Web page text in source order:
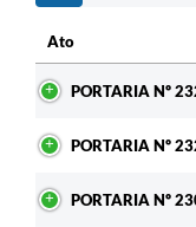
Ato
PORTARIA Nº
PORTARIA Nº
PORTARIA Nº